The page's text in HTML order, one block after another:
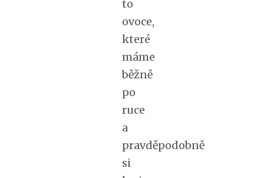
to
ovoce,
které
máme
běžně
po
ruce
a
pravděpodobně
si